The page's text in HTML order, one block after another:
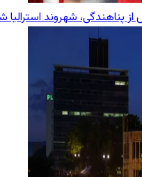
پناهندگی، شهروند استرالیا